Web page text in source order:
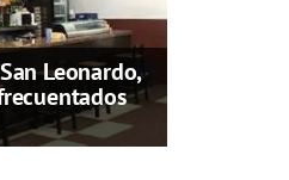
Leonardo,